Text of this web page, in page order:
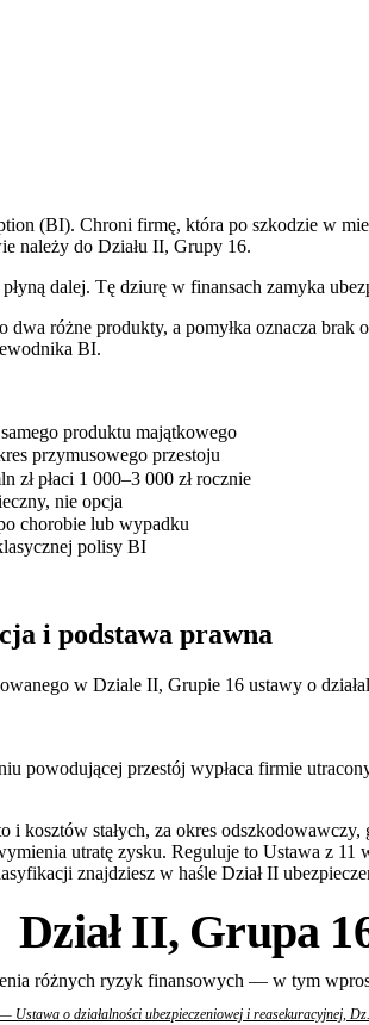
(BI). Chroni firmę, która po szkodzie w
należy do Działu II, Grupy 16.
dalej. Tę dziurę w finansach zamyka
różne produkty, a pomyłka oznacza
BI.
produktu majątkowego
przymusowego przestoju
zł płaci 1 000–3 000 zł rocznie
nie opcja
chorobie lub wypadku
polisy BI
i podstawa prawna
w Dziale II, Grupie 16 ustawy o
powodującej przestój wypłaca firmie
stałych, za okres
utratę zysku. Reguluje to Ustawa z
znajdziesz w haśle Dział II
Dział II, Grupa
różnych ryzyk finansowych — w tym
Ustawa o działalności ubezpieczeniowej i reasekuracyjnej,